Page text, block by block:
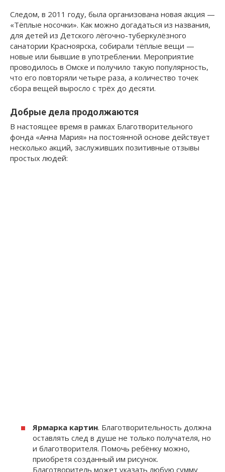
Следом, в 2011 году, была организована новая акция —
«Тёплые носочки». Как можно догадаться из названия,
для детей из Детского лёгочно-туберкулёзного
санатории Красноярска, собирали тёплые вещи —
новые или бывшие в употреблении. Мероприятие
проводилось в Омске и получило такую популярность,
что его повторяли четыре раза, а количество точек
сбора вещей выросло с трёх до десяти.
Добрые дела продолжаются
В настоящее время в рамках Благотворительного
фонда «Анна Мария» на постоянной основе действует
несколько акций, заслуживших позитивные отзывы
простых людей:
Ярмарка картин. Благотворительность должна
оставлять след в душе не только получателя, но
и благотворителя. Помочь ребёнку можно,
приобретя созданный им рисунок.
Благотворитель может указать любую сумму